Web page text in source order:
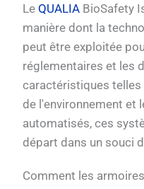
Le QUALIA BioSafety
manière dont la
peut être exploitée
réglementaires et les
caractéristiques telles
de l'environnement et
automatisés, ces
départ dans un souci
Comment les